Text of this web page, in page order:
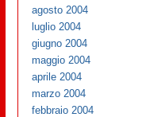
agosto 2004
luglio 2004
giugno 2004
maggio 2004
aprile 2004
marzo 2004
febbraio 2004